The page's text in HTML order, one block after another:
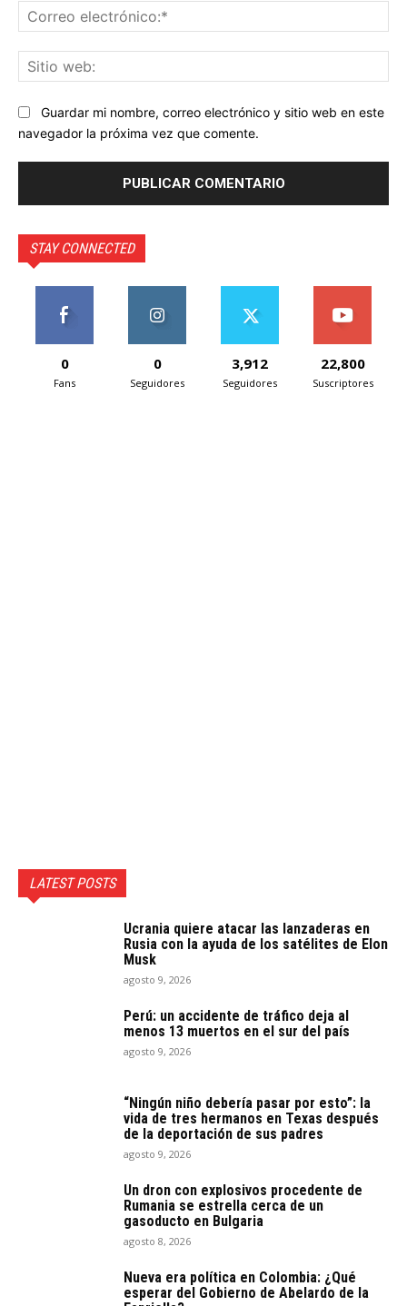
Guardar mi nombre, correo electrónico y sitio web en este
navegador la próxima vez que comente.
STAY CONNECTED
0
Fans
0
Seguidores
3,912
Seguidores
22,800
Suscriptores
LATEST POSTS
Ucrania quiere atacar las lanzaderas en
Rusia con la ayuda de los satélites de Elon
Musk
agosto 9, 2026
Perú: un accidente de tráfico deja al
menos 13 muertos en el sur del país
agosto 9, 2026
“Ningún niño debería pasar por esto”: la
vida de tres hermanos en Texas después
de la deportación de sus padres
agosto 9, 2026
Un dron con explosivos procedente de
Rumania se estrella cerca de un
gasoducto en Bulgaria
agosto 8, 2026
Nueva era política en Colombia: ¿Qué
esperar del Gobierno de Abelardo de la